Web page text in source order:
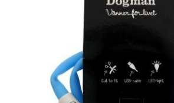
Tietosuojaseloste
Toimitusehdot